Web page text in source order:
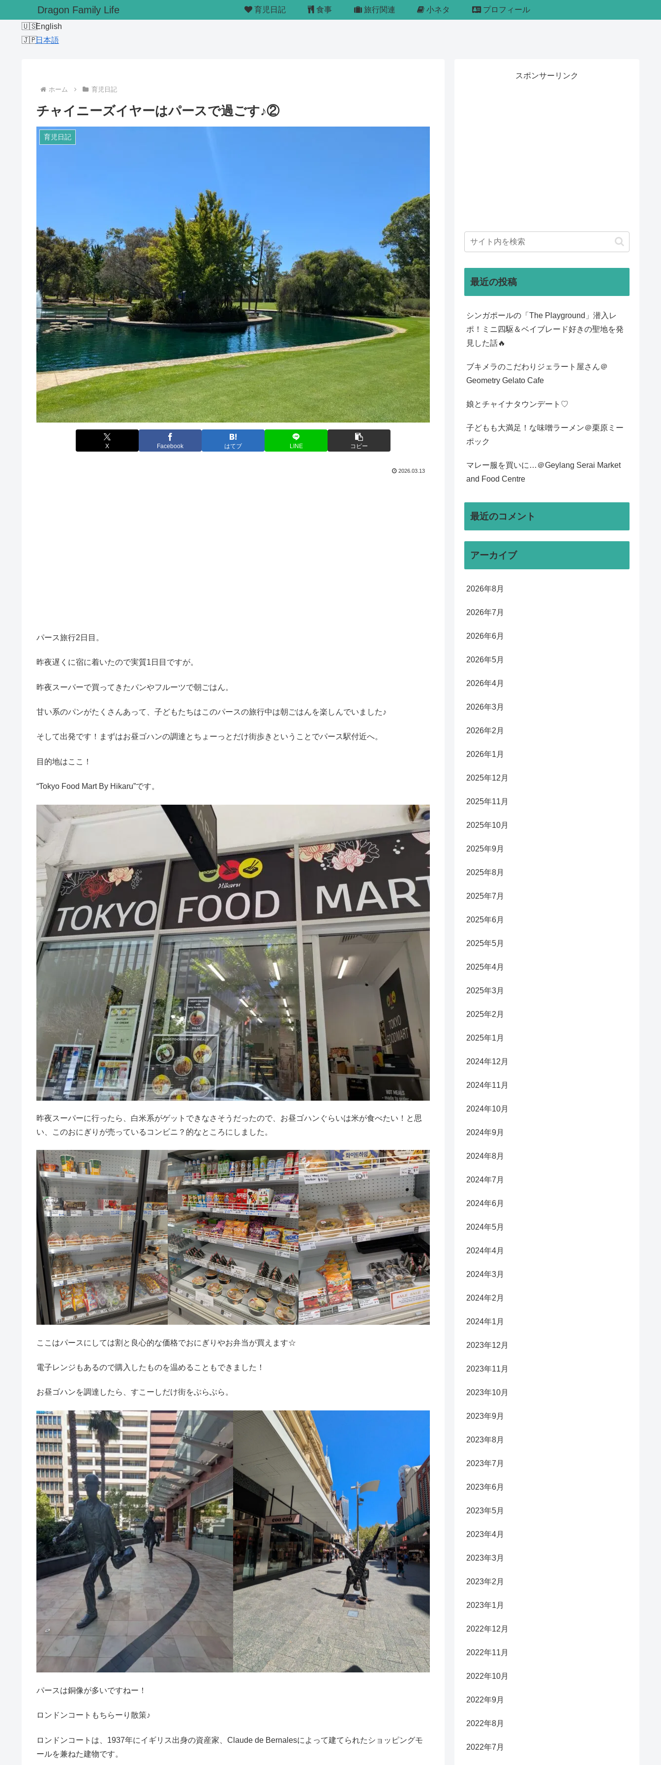
Dragon Family Life 育児日記 食事 旅行関連 小ネタ
プロフィール
English
日本語
ホーム 育児日記
チャイニーズイヤーはパースで過ごす♪②
育児日記
X Facebook はてブ LINE コピー
2026.03.13
パース旅行2日目。
昨夜遅くに宿に着いたので実質1日目ですが。
昨夜スーパーで買ってきたパンやフルーツで朝ごはん。
甘い系のパンがたくさんあって、子どもたちはこのパースの旅行中は朝ごはんを楽しんでいました♪
そして出発です！まずはお昼ゴハンの調達とちょーっとだけ街歩きということでパース駅付近へ。
目的地はここ！
“Tokyo Food Mart By Hikaru”です。
昨夜スーパーに行ったら、白米系がゲットできなさそうだったので、お昼ゴハンぐらいは米が食べたい！と思
い、このおにぎりが売っているコンビニ？的なところにしました。
ここはパースにしては割と良心的な価格でおにぎりやお弁当が買えます☆
電子レンジもあるので購入したものを温めることもできました！
お昼ゴハンを調達したら、すこーしだけ街をぶらぶら。
パースは銅像が多いですねー！
ロンドンコートもちらーり散策♪
ロンドンコートは、1937年にイギリス出身の資産家、Claude de Bernalesによって建てられたショッピングモ
ールを兼ねた建物です。
スポンサーリンク
最近の投稿
シンガポールの「The Playground」潜入レ
ポ！ミニ四駆＆ベイブレード好きの聖地を発
見した話🔥
ブキメラのこだわりジェラート屋さん＠
Geometry Gelato Cafe
娘とチャイナタウンデート♡
子どもも大満足！な味噌ラーメン＠栗原ミー
ポック
マレー服を買いに…＠Geylang Serai Market
and Food Centre
最近のコメント
アーカイブ
2026年8月
2026年7月
2026年6月
2026年5月
2026年4月
2026年3月
2026年2月
2026年1月
2025年12月
2025年11月
2025年10月
2025年9月
2025年8月
2025年7月
2025年6月
2025年5月
2025年4月
2025年3月
2025年2月
2025年1月
2024年12月
2024年11月
2024年10月
2024年9月
2024年8月
2024年7月
2024年6月
2024年5月
2024年4月
2024年3月
2024年2月
2024年1月
2023年12月
2023年11月
2023年10月
2023年9月
2023年8月
2023年7月
2023年6月
2023年5月
2023年4月
2023年3月
2023年2月
2023年1月
2022年12月
2022年11月
2022年10月
2022年9月
2022年8月
2022年7月